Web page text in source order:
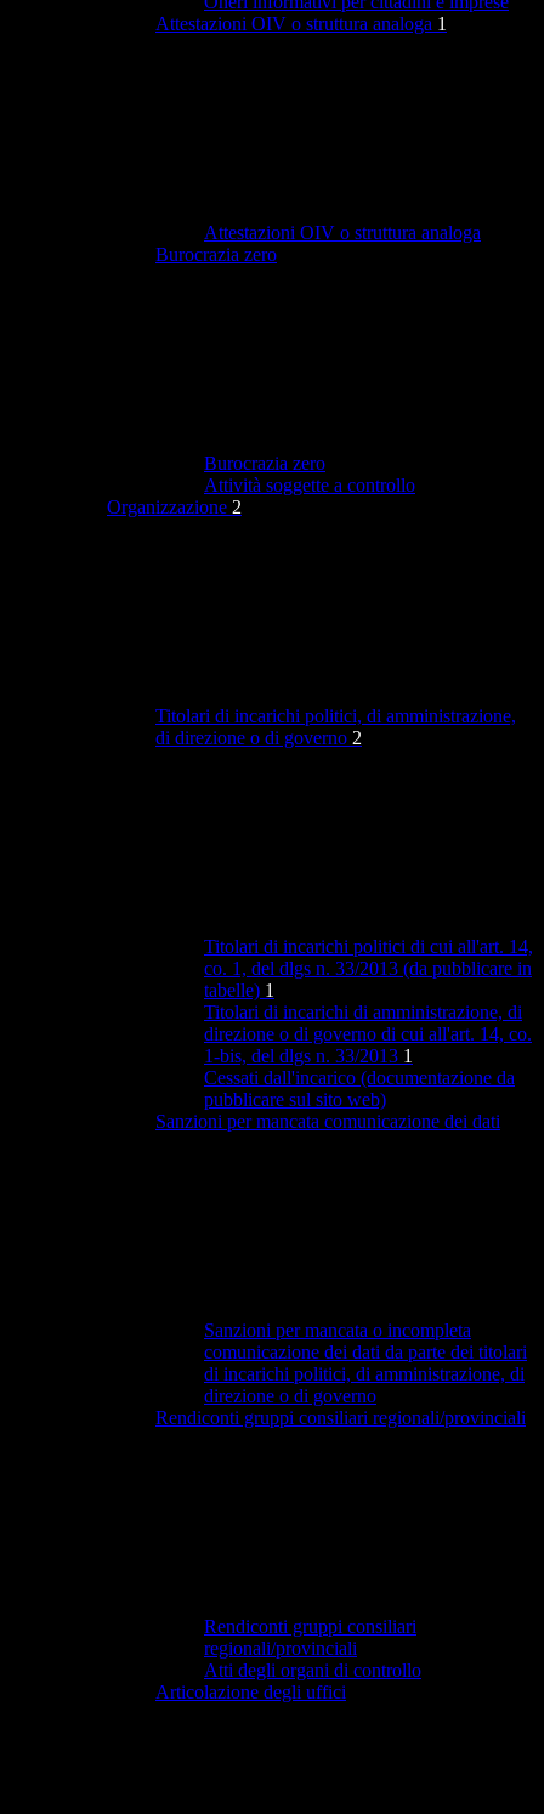
Attestazioni OIV o struttura analoga 1
Attestazioni OIV o struttura analoga
Burocrazia zero
Burocrazia zero
Attività soggette a controllo
Organizzazione 2
Titolari di incarichi politici, di amministrazione,
di direzione o di governo 2
Titolari di incarichi politici di cui all'art. 14,
co. 1, del dlgs n. 33/2013 (da pubblicare in
tabelle) 1
Titolari di incarichi di amministrazione, di
direzione o di governo di cui all'art. 14, co.
1-bis, del dlgs n. 33/2013 1
Cessati dall'incarico (documentazione da
pubblicare sul sito web)
Sanzioni per mancata comunicazione dei dati
Sanzioni per mancata o incompleta
comunicazione dei dati da parte dei titolari
di incarichi politici, di amministrazione, di
direzione o di governo
Rendiconti gruppi consiliari regionali/provinciali
Rendiconti gruppi consiliari
regionali/provinciali
Atti degli organi di controllo
Articolazione degli uffici